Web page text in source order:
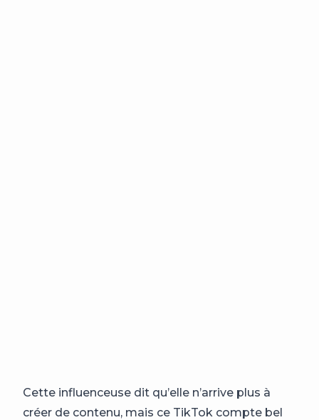
Cette influenceuse dit qu’elle n’arrive plus à
créer de contenu, mais ce TikTok compte bel